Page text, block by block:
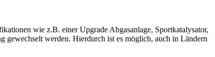
wie z.B. einer Upgrade Abgasanlage, Sportkatalysator,
gewechselt werden. Hierdurch ist es möglich, auch in Ländern